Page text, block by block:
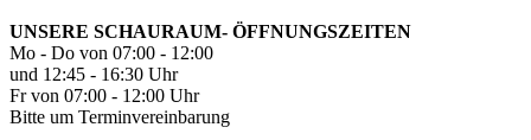
UNSERE SCHAURAUM- ÖFFNUNGSZEITEN
Mo - Do von 07:00 - 12:00
und 12:45 - 16:30 Uhr
Fr von 07:00 - 12:00 Uhr
Bitte um Terminvereinbarung